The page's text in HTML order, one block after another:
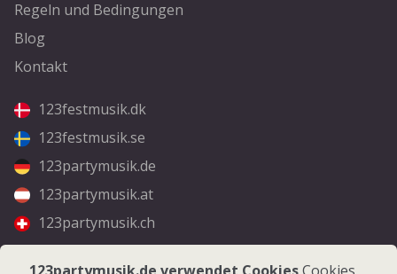
Regeln und Bedingungen
Blog
Kontakt
123festmusik.dk
123festmusik.se
123partymusik.de
123partymusik.at
123partymusik.ch
Folgen Sie uns